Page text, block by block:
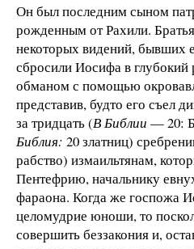
Он был последним сыном
рожденным от Рахили.
некоторых видений, бывших
сбросили Иосифа в глубокий
обманом с помощью
представив, будто его съел
за тридцать (В Библии — 20:
Библия: 20 златниц)
рабство) измаильтянам,
Пентефрию, начальнику
фараона. Когда же госпожа
целомудрие юноши, то
совершить беззакония и,